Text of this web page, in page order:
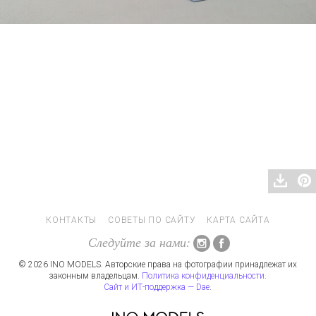
КОНТАКТЫ СОВЕТЫ ПО САЙТУ КАРТА САЙТА
Следуйте за нами:
© 2026 INO MODELS. Авторские права на фотографии принадлежат их
законным владельцам. Политика конфиденциальности.
Сайт и ИТ-поддержка — Dae.